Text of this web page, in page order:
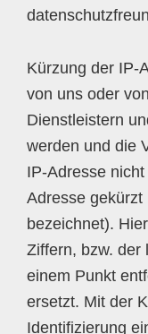
Kürzung der IP-
von uns oder
Dienstleistern
werden und die
IP-Adresse
Adresse gekürzt
bezeichnet).
Ziffern, bzw. der
einem Punkt
ersetzt. Mit der
Identifizierung